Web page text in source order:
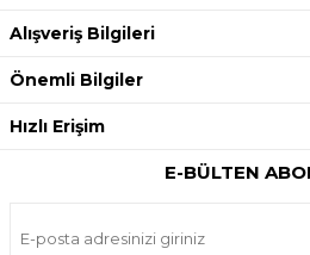
Alışveriş Bilgileri
Önemli Bilgiler
Hızlı Erişim
E-BÜLTEN